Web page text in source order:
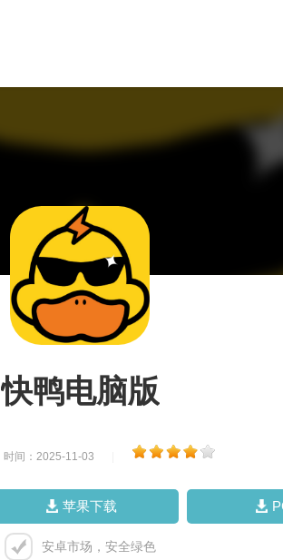
快鸭电脑版
时间：2025-11-03
苹果下载
安卓市场，安全绿色